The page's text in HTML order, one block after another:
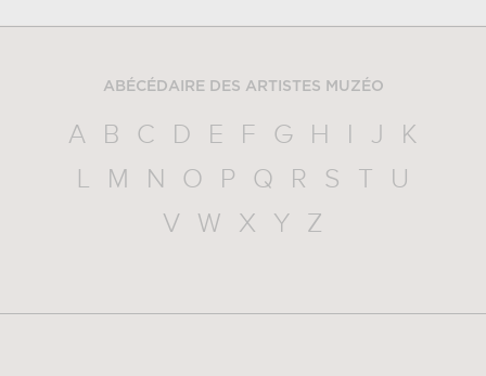
ABÉCÉDAIRE DES ARTISTES MUZÉO
A B C D E F G H J
K
L
M N O P Q R S
U
V
W X Y Z